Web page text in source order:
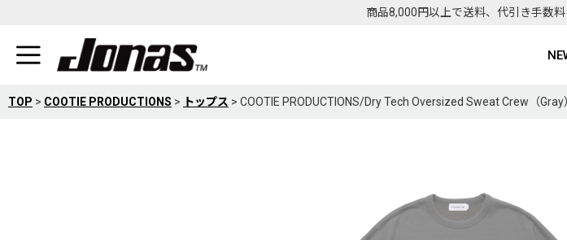
商品8,000円以上で送料、代引き手数料
TOP > COOTIE PRODUCTIONS > トップス > COOTIE PRODUCTIONS/Dry Tech Oversized Sweat Crew（